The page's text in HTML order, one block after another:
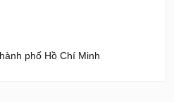
phố Hồ Chí Minh